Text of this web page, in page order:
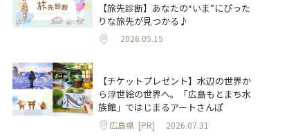
【旅先診断】あなたの“いま”にぴった
りな旅先が見つかる♪
2026.05.15
【チケットプレゼント】水辺の世界か
ら浮世絵の世界へ。「広島もとまち水
族館」ではじまるアートさんぽ
広島県 [PR] 2026.07.31